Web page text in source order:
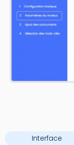
Interface